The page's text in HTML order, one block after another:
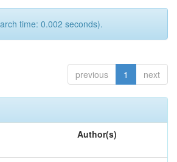
time: 0.002 seconds).
previous 1 next
Author(s)